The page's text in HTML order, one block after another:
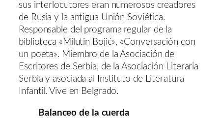
sus interlocutores eran numerosos creadores
de Rusia y la antigua Unión Soviética.
Responsable del programa regular de la
biblioteca «Milutin Bojić», «Conversación con
un poeta». Miembro de la Asociación de
Escritores de Serbia, de la Asociación Literaria
Serbia y asociada al Instituto de Literatura
Infantil. Vive en Belgrado.
Balanceo de la cuerda